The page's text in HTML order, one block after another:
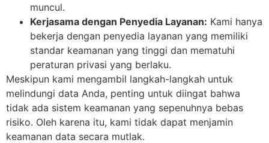
muncul.
Kerjasama dengan Penyedia Layanan: Kami hanya
bekerja dengan penyedia layanan yang memiliki
standar keamanan yang tinggi dan mematuhi
peraturan privasi yang berlaku.
Meskipun kami mengambil langkah-langkah untuk
melindungi data Anda, penting untuk diingat bahwa
tidak ada sistem keamanan yang sepenuhnya bebas
risiko. Oleh karena itu, kami tidak dapat menjamin
keamanan data secara mutlak.